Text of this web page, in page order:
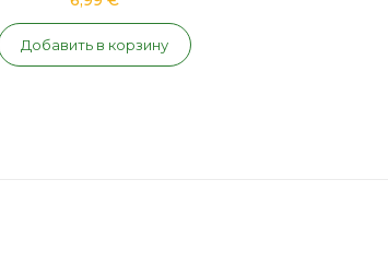
Добавить в корзину